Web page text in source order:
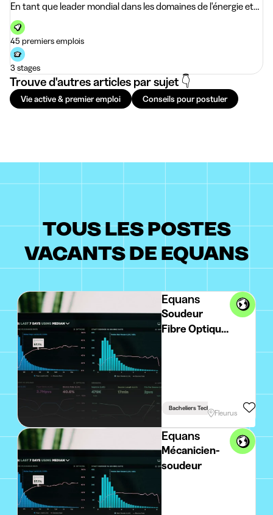
En tant que leader mondial dans les domaines de l'énergie et
des services, nous vous invitons &a
45 premiers emplois
3 stages
Trouve d'autres articles par sujet 👇
Vie active & premier emploi Conseils pour postuler
TOUS LES POSTES
VACANTS DE EQUANS
Equans
Soudeur
Fibre Optique
Bacheliers Techniques
Fleurus
Equans
Mécanicien-
soudeur